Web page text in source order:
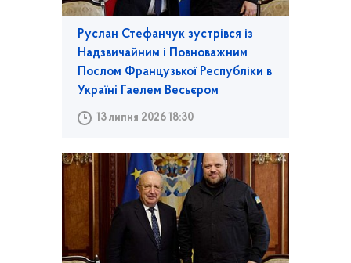
Руслан Стефанчук зустрівся із
Надзвичайним і Повноважним
Послом Французької Республіки в
Україні Гаелем Весьєром
13 липня 2026 18:30